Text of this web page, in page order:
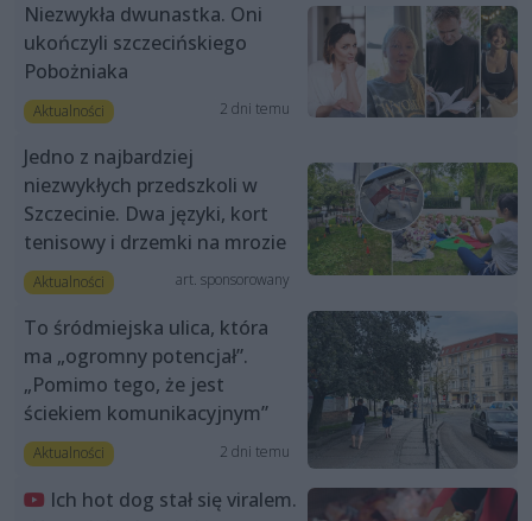
Niezwykła dwunastka. Oni
ukończyli szczecińskiego
Pobożniaka
Aktualności 2 dni temu
Jedno z najbardziej
niezwykłych przedszkoli w
Szczecinie. Dwa języki, kort
tenisowy i drzemki na mrozie
Aktualności art. sponsorowany
To śródmiejska ulica, która
ma „ogromny potencjał”.
„Pomimo tego, że jest
ściekiem komunikacyjnym”
Aktualności 2 dni temu
Ich hot dog stał się viralem.